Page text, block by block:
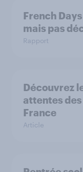
French
mais pas
Rapport
Découvrez
attentes
France
Article